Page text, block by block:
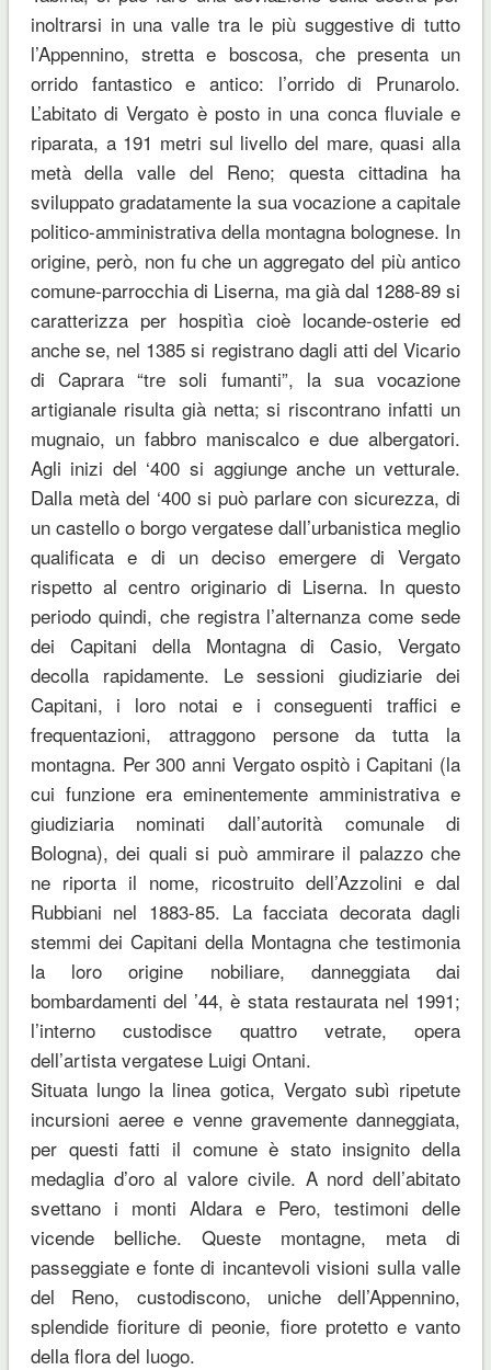
inoltrarsi in una valle tra le più suggestive di tutto
l’Appennino, stretta e boscosa, che presenta un
orrido fantastico e antico: l’orrido di Prunarolo.
L’abitato di Vergato è posto in una conca fluviale e
riparata, a 191 metri sul livello del mare, quasi alla
metà della valle del Reno; questa cittadina ha
sviluppato gradatamente la sua vocazione a capitale
politico-amministrativa della montagna bolognese. In
origine, però, non fu che un aggregato del più antico
comune-parrocchia di Liserna, ma già dal 1288-89 si
caratterizza per hospitìa cioè locande-osterie ed
anche se, nel 1385 si registrano dagli atti del Vicario
di Caprara “tre soli fumanti”, la sua vocazione
artigianale risulta già netta; si riscontrano infatti un
mugnaio, un fabbro maniscalco e due albergatori.
Agli inizi del ‘400 si aggiunge anche un vetturale.
Dalla metà del ‘400 si può parlare con sicurezza, di
un castello o borgo vergatese dall’urbanistica meglio
qualificata e di un deciso emergere di Vergato
rispetto al centro originario di Liserna. In questo
periodo quindi, che registra l’alternanza come sede
dei Capitani della Montagna di Casio, Vergato
decolla rapidamente. Le sessioni giudiziarie dei
Capitani, i loro notai e i conseguenti traffici e
frequentazioni, attraggono persone da tutta la
montagna. Per 300 anni Vergato ospitò i Capitani (la
cui funzione era eminentemente amministrativa e
giudiziaria nominati dall’autorità comunale di
Bologna), dei quali si può ammirare il palazzo che
ne riporta il nome, ricostruito dell’Azzolini e dal
Rubbiani nel 1883-85. La facciata decorata dagli
stemmi dei Capitani della Montagna che testimonia
la loro origine nobiliare, danneggiata dai
bombardamenti del ’44, è stata restaurata nel 1991;
l’interno custodisce quattro vetrate, opera
dell’artista vergatese Luigi Ontani.
Situata lungo la linea gotica, Vergato subì ripetute
incursioni aeree e venne gravemente danneggiata,
per questi fatti il comune è stato insignito della
medaglia d’oro al valore civile. A nord dell’abitato
svettano i monti Aldara e Pero, testimoni delle
vicende belliche. Queste montagne, meta di
passeggiate e fonte di incantevoli visioni sulla valle
del Reno, custodiscono, uniche dell’Appennino,
splendide fioriture di peonie, fiore protetto e vanto
della flora del luogo.